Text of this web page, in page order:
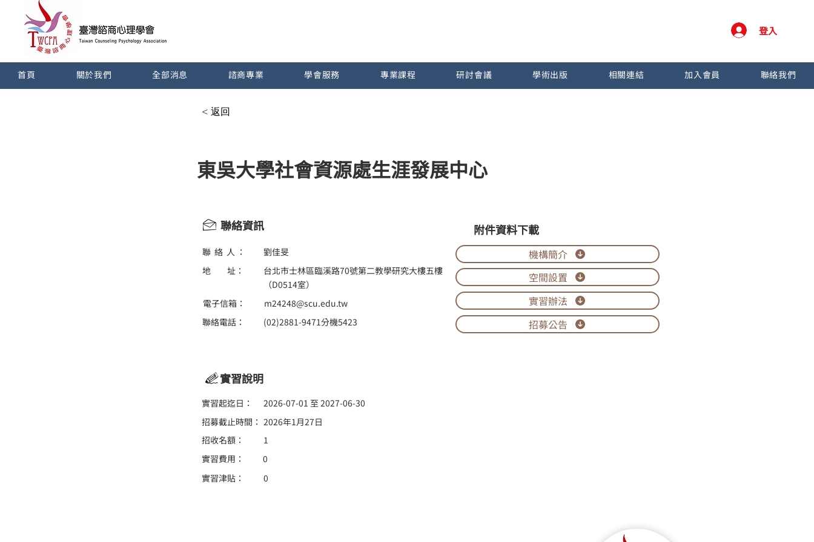
登入
首頁 關於我們 全部消息 諮商專業 學會服務 專業課程 研討會議 學術出版 相關連結 加入會員 聯絡我們
< 返回
東吳大學社會資源處生涯發展中心
聯絡資訊
聯 絡 人 ：
地 址：
電子信箱：
聯絡電話：
劉佳旻
台北市士林區臨溪路70號第二教學研究大樓五樓
（D0514室）
m24248@scu.edu.tw
(02)2881-9471分機5423
附件資料下載
機構簡介
空間設置
實習辦法
招募公告
實習說明
實習起迄日：
2026-07-01 至 2027-06-30
招募截止時間：
招收名額：
2026年1月27日
1
實習費用：
0
實習津貼：
0